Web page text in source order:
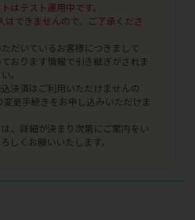
はテスト運用中です。
はできませんので、ご了承くださ
だいているお客様につきまして
おります情報で引き継ぎがされま
。
決済はご利用いただけませんの
変更手続きをお申し込みいただけま
、詳細が決まり次第にご案内をい
しくお願いいたします。